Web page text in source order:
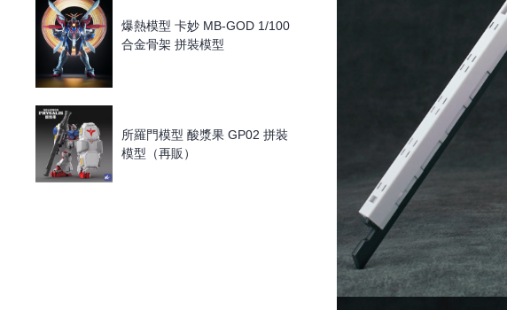
爆熱模型 卡妙 MB-GOD 1/100
合金骨架 拼裝模型
所羅門模型 酸漿果 GP02 拼裝
模型（再販）